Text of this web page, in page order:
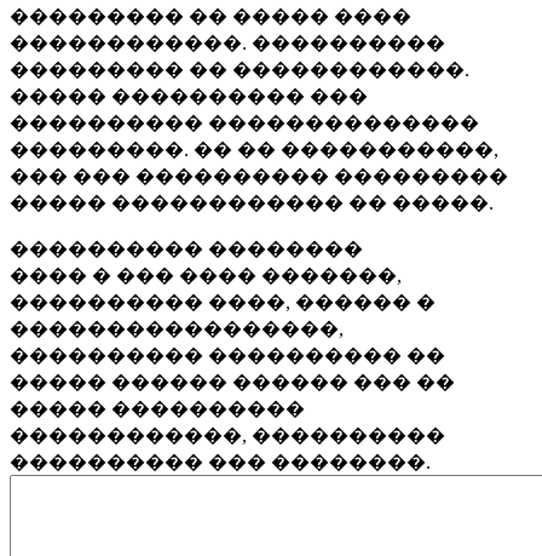
��������� �� ����� ����
������������. ����������
��������� �� ������������.
����� ���������� ���
���������� ��������������
���������. �� �� �����������,
��� ��� ���������� ���������
����� ������������ �� �����.
���������� ��������
���� � ��� ���� �������,
���������� ����, ������ �
�����������������,
���������� ���������� ��
����� ������ ������ ��� ��
����� ����������
������������, ����������
���������� ��� ��������.